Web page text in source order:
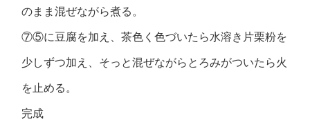
のまま混ぜながら煮る。
⑦⑤に豆腐を加え、茶色く色づいたら水溶き片栗粉を
少しずつ加え、そっと混ぜながらとろみがついたら火
を止める。
完成